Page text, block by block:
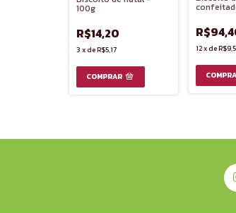
100g
R$14,20
3 xdeR$5,17 12xde